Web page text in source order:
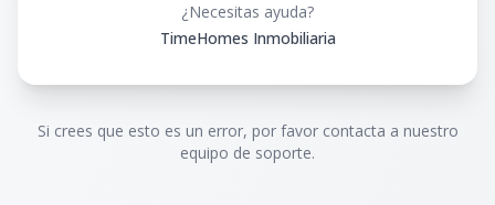
¿Necesitas ayuda?
TimeHomes Inmobiliaria
Si crees que esto es un error, por favor contacta a nuestro
equipo de soporte.